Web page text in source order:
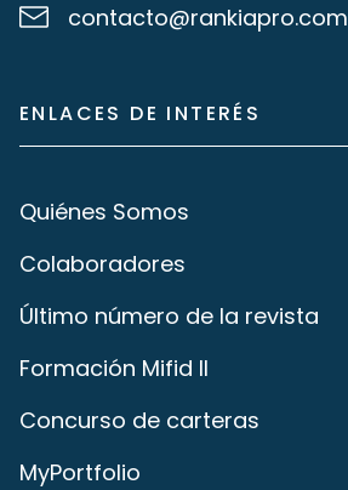
contacto@rankiapro.com
ENLACES DE INTERÉS
Quiénes Somos
Colaboradores
Último número de la revista
Formación Mifid II
Concurso de carteras
MyPortfolio